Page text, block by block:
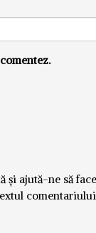
și ajută-ne să